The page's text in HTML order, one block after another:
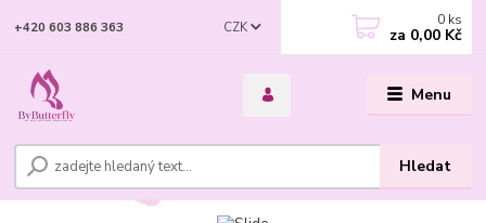
Menu
CZK
Hledat
+420 603 886 363 0 ks
za 0,00 Kč